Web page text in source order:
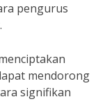
pengurus
mendorong
signifikan